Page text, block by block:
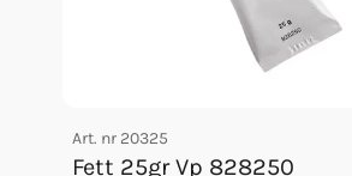
Art. nr 20325
Fett 25gr Vp 828250